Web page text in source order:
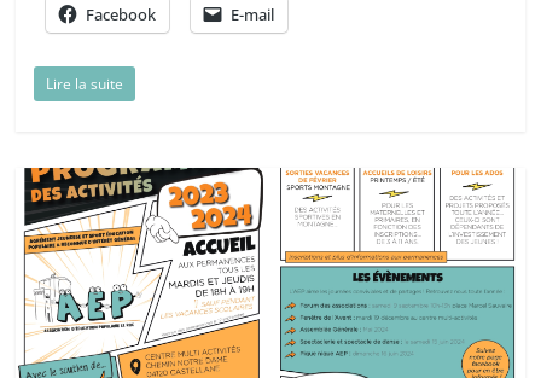
Facebook E-mail
Lire la suite